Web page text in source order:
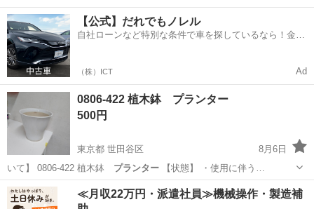
にかくたくさん植えた…
東京 世田谷区 祖師ヶ谷大蔵駅 その他
【公式】だれでもノレル
自社ローンなど特別な条件で車を探しているなら！金利
（株）ICT Ad
0806-422 植木鉢 プランター
500円
東京都 世田谷区
8月6日
いて】 0806-422 植木鉢 プランター 【状態】 ・使用に伴う…
東京 世田谷区 その他 プランター
≪月収22万円・派遣社員≫機械操作・製造補